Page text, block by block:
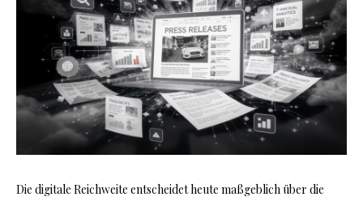
Die digitale Reichweite entscheidet heute maßgeblich über die